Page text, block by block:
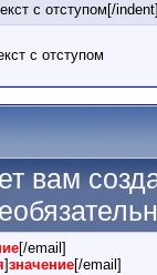
с отступом[/
с отступом
вам
[/email]
]значение[/email]